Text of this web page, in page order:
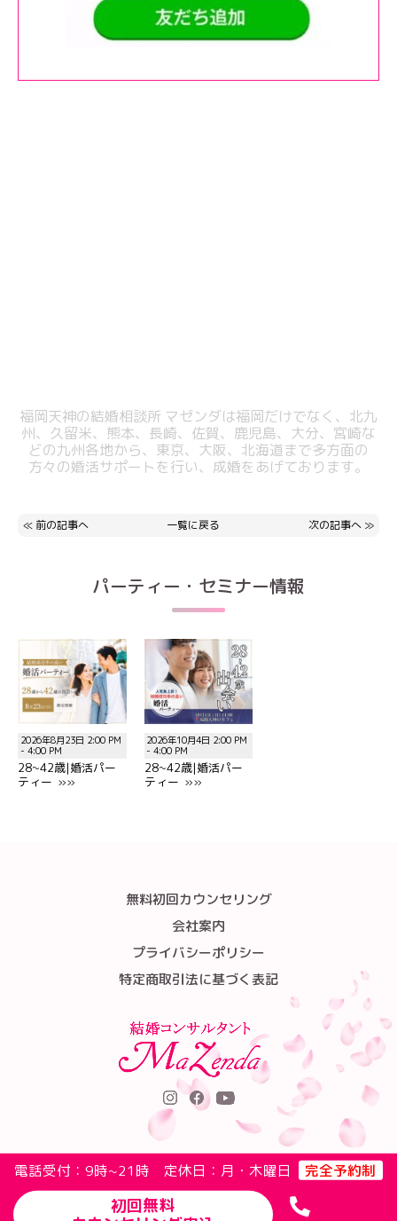
福岡天神の結婚相談所 マゼンダは福岡だけでなく、北九
州、久留米、熊本、 長崎、佐賀、鹿児島、大分、宮崎な
どの九州各地から、東京、大阪、北海道まで多方面の
方々の婚活サポートを行い、成婚をあげております。
≪ 前の記事へ 一覧に戻る 次の記事へ ≫
パーティー・セミナー情報
2026年8月23日 2:00 PM
- 4:00 PM
28~42歳|婚活パー
ティー »»
2026年10月4日 2:00 PM
- 4:00 PM
28~42歳|婚活パー
ティー »»
無料初回カウンセリング
会社案内
プライバシーポリシー
特定商取引法に基づく表記
電話受付：9時~21時 定休日：月・木曜日 完全予約制
初回無料